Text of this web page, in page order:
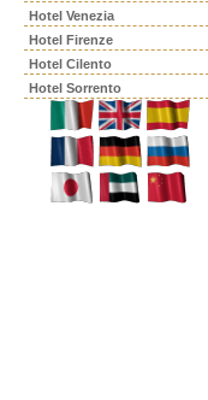
Hotel Venezia
Hotel Firenze
Hotel Cilento
Hotel Sorrento